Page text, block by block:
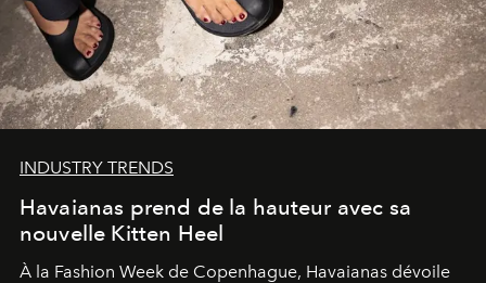
INDUSTRY TRENDS
Havaianas prend de la hauteur avec sa
nouvelle Kitten Heel
À la Fashion Week de Copenhague, Havaianas dévoile